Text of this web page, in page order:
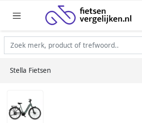
Stella Fietsen